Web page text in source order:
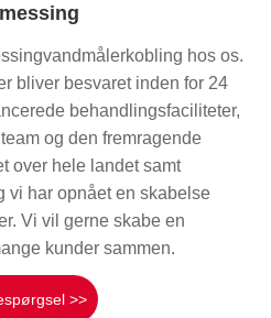
hos os.
bliver besvaret inden for 24
behandlingsfaciliteter,
og den fremragende
over hele landet samt
vi har opnået en skabelse
Vi vil gerne skabe en
kunder sammen.
>>